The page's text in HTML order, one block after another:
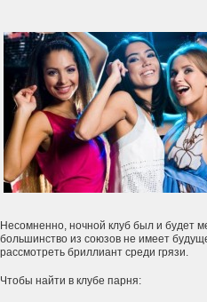
Несомненно, ночной клуб был и будет
большинство из союзов не имеет
рассмотреть бриллиант среди грязи.
Чтобы найти в клубе парня: